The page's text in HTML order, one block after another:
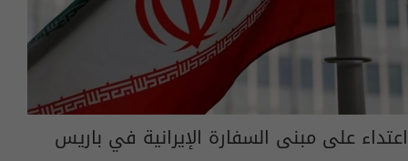
اعتداء على مبنى السفارة الإيرانية في باريس